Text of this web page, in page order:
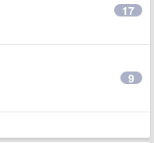
17
9